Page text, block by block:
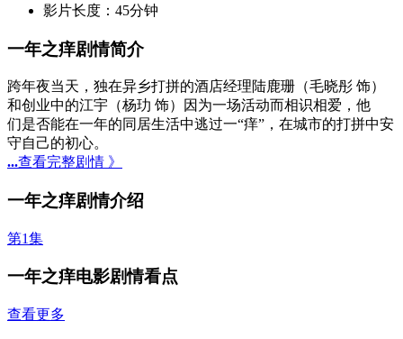
影片长度： 45分钟
一年之痒剧情简介
跨年夜当天，独在异乡打拼的酒店经理陆鹿珊（毛晓彤 饰）
和创业中的江宇（杨玏 饰）因为一场活动而相识相爱，他
们是否能在一年的同居生活中逃过一“痒”，在城市的打拼中安
守自己的初心。
...查看完整剧情 》
一年之痒剧情介绍
第1集
一年之痒电影剧情看点
查看更多